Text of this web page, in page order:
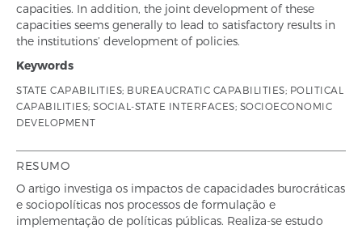
capacities. In addition, the joint development of these
capacities seems generally to lead to satisfactory results in
the institutions’ development of policies.
Keywords
STATE CAPABILITIES; BUREAUCRATIC CAPABILITIES; POLITICAL
CAPABILITIES; SOCIAL-STATE INTERFACES; SOCIOECONOMIC
DEVELOPMENT
RESUMO
O artigo investiga os impactos de capacidades burocráticas
e sociopolíticas nos processos de formulação e
implementação de políticas públicas. Realiza-se estudo